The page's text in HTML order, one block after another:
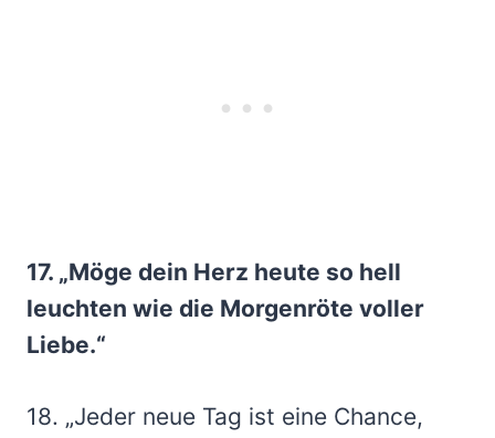
17. „Möge dein Herz heute so hell
leuchten wie die Morgenröte voller
Liebe.“
18. „Jeder neue Tag ist eine Chance,